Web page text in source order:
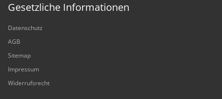
Gesetzliche Informationen
Datenschutz
AGB
Sitemap
Impressum
Widerrufsrecht